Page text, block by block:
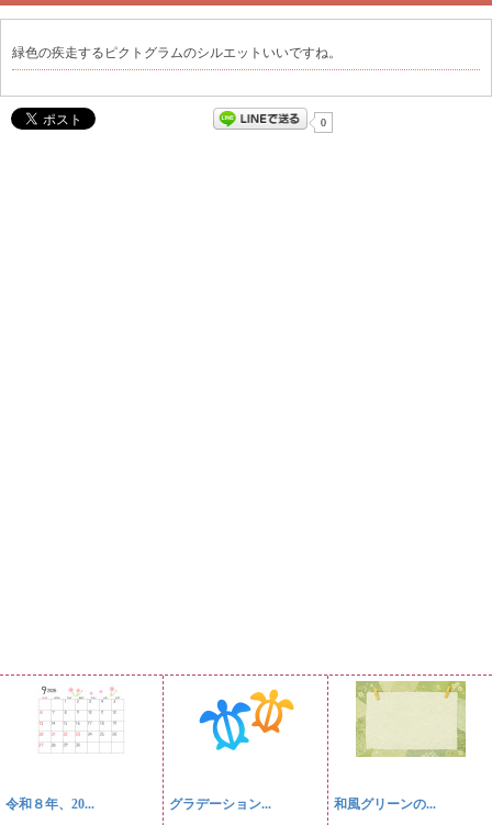
緑色の疾走するピクトグラムのシルエットいいですね。
0
令和８年、20... グラデーション... 和風グリーンの...